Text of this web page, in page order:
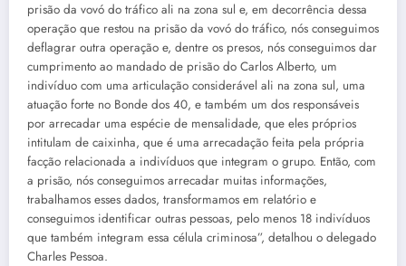
prisão da vovó do tráfico ali na zona sul e, em decorrência dessa
operação que restou na prisão da vovó do tráfico, nós conseguimos
deflagrar outra operação e, dentre os presos, nós conseguimos dar
cumprimento ao mandado de prisão do Carlos Alberto, um
indivíduo com uma articulação considerável ali na zona sul, uma
atuação forte no Bonde dos 40, e também um dos responsáveis
por arrecadar uma espécie de mensalidade, que eles próprios
intitulam de caixinha, que é uma arrecadação feita pela própria
facção relacionada a indivíduos que integram o grupo. Então, com
a prisão, nós conseguimos arrecadar muitas informações,
trabalhamos esses dados, transformamos em relatório e
conseguimos identificar outras pessoas, pelo menos 18 indivíduos
que também integram essa célula criminosa”, detalhou o delegado
Charles Pessoa.